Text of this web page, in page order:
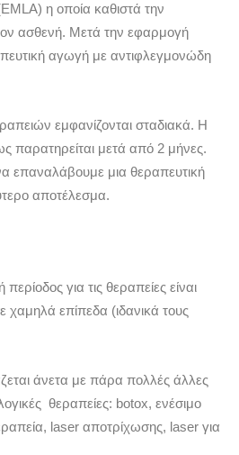
η οποία καθιστά την
ασθενή. Μετά την εφαρμογή
αγωγή με αντιφλεγμονώδη
εμφανίζονται σταδιακά. Η
παρατηρείται μετά από 2 μήνες.
επαναλάβουμε μια θεραπευτική
αποτέλεσμα.
για τις θεραπείες είναι
χαμηλά επίπεδα (ιδανικά τους
άνετα με πάρα πολλές άλλες
θεραπείες: botox, ενέσιμο
laser αποτρίχωσης, laser για